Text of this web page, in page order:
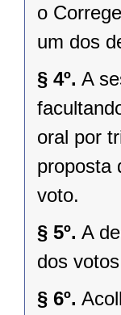
o
um dos
§ 4º. A
oral por
proposta
voto.
§ 5º. A
dos
§ 6º.